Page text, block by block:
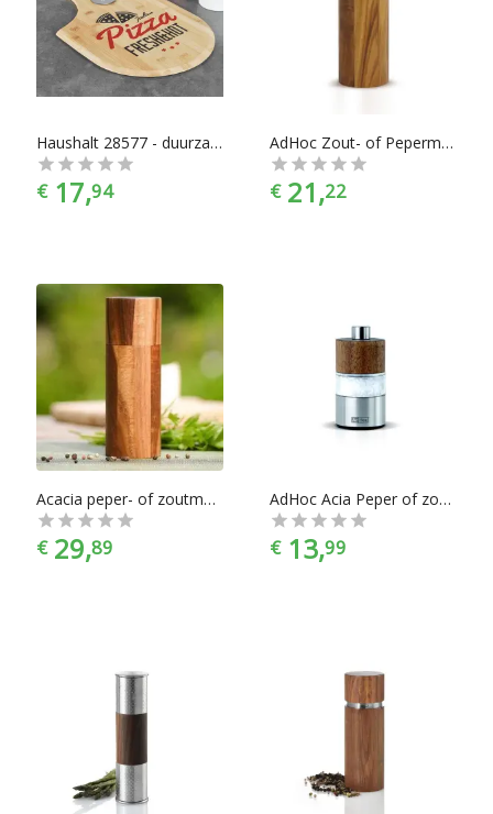
Haushalt 28577 - duurzame Serveerplank voor o.a. Pizza's - Bamboe - Fresh&Hot Opdruk
€ 17,94
AdHoc Zout- of Pepermolen Acacia 14 cm
€ 21,22
Acacia peper- of zoutmolen 17 cm - AdHoc
€ 29,89
AdHoc Acia Peper of zoutmolen David - Hoogte 6,2 cm
€ 13,99